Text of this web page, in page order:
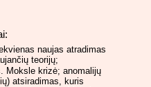
naujas atradimas
teorijų;
Moksle krizė; anomalijų
atsiradimas, kuris